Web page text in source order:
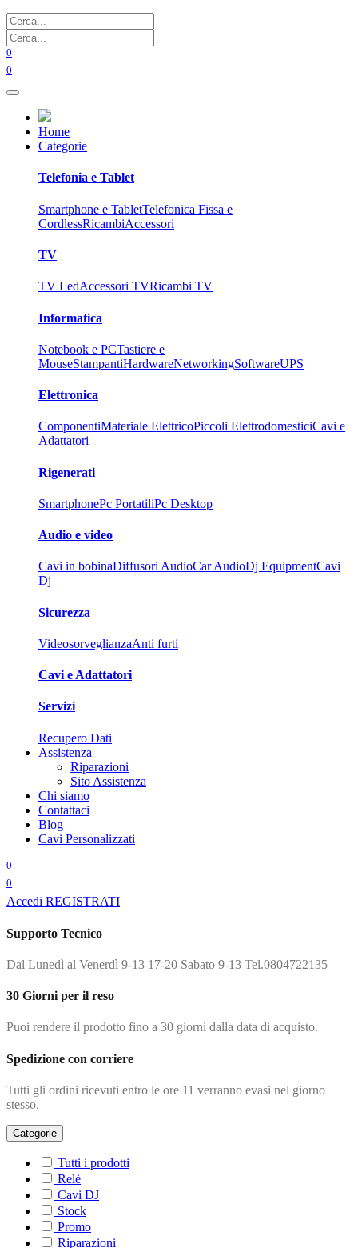
0
0
Home
Categorie
Telefonia e Tablet
Smartphone e TabletTelefonica Fissa e
CordlessRicambiAccessori
TV
TV LedAccessori TVRicambi TV
Informatica
Notebook e PCTastiere e
MouseStampantiHardwareNetworkingSoftwareUPS
Elettronica
ComponentiMateriale ElettricoPiccoli ElettrodomesticiCavi e
Adattatori
Rigenerati
SmartphonePc PortatiliPc Desktop
Audio e video
Cavi in bobinaDiffusori AudioCar AudioDj EquipmentCavi
Dj
Sicurezza
VideosorveglianzaAnti furti
Cavi e Adattatori
Servizi
Recupero Dati
Assistenza
Riparazioni
Sito Assistenza
Chi siamo
Contattaci
Blog
Cavi Personalizzati
0
0
Accedi REGISTRATI
Supporto Tecnico
Dal Lunedì al Venerdì 9-13 17-20 Sabato 9-13 Tel.0804722135
30 Giorni per il reso
Puoi rendere il prodotto fino a 30 giorni dalla data di acquisto.
Spedizione con corriere
Tutti gli ordini ricevuti entro le ore 11 verranno evasi nel giorno
stesso.
Categorie
Tutti i prodotti
Relè
Cavi DJ
Stock
Promo
Riparazioni